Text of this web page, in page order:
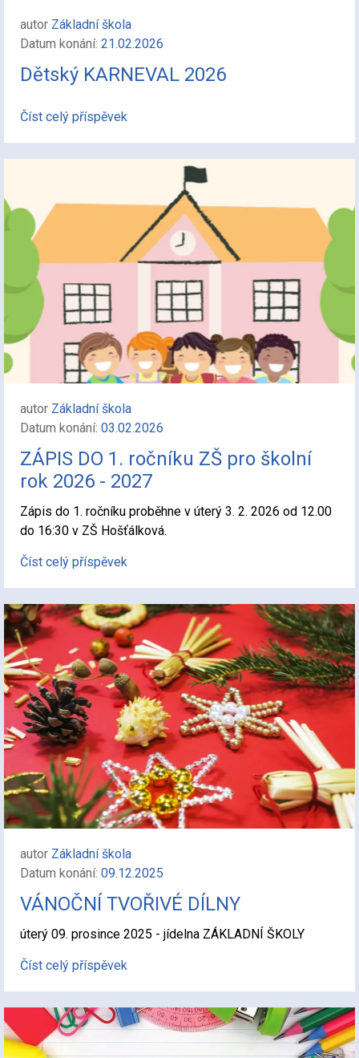
autor Základní škola
Datum konání: 21.02.2026
Dětský KARNEVAL 2026
Číst celý příspěvek
autor Základní škola
Datum konání: 03.02.2026
ZÁPIS DO 1. ročníku ZŠ pro školní
rok 2026 - 2027
Zápis do 1. ročníku proběhne v úterý 3. 2. 2026 od 12.00
do 16:30 v ZŠ Hošťálková.
Číst celý příspěvek
autor Základní škola
Datum konání: 09.12.2025
VÁNOČNÍ TVOŘIVÉ DÍLNY
úterý 09. prosince 2025 - jídelna ZÁKLADNÍ ŠKOLY
Číst celý příspěvek